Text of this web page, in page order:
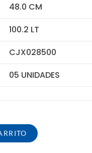
48.0 CM
100.2 LT
CJX028500
05 UNIDADES